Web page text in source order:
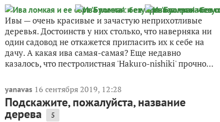
Ивы — очень красивые и зачастую неприхотливые
деревья. Достоинств у них столько, что наверняка ни
один садовод не откажется пригласить их к себе на
дачу. А какая ива самая-самая? Еще недавно
казалось, что пестролистная 'Hakuro-nishiki' прочно...
yanavas 16 сентября 2019, 12:28
Подскажите, пожалуйста, название
дерева 5